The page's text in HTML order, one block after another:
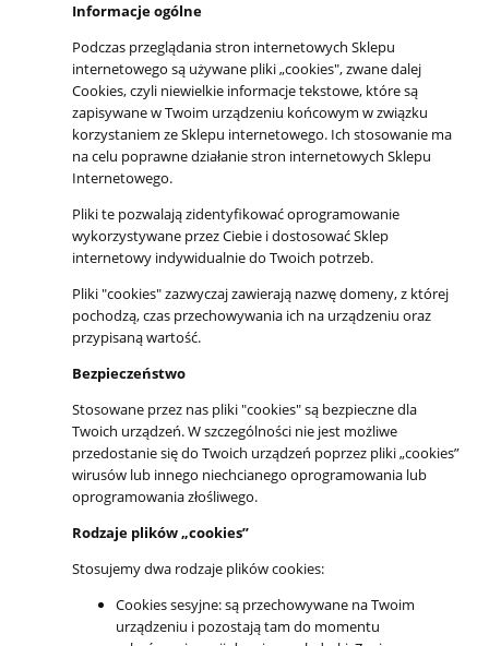
Informacje ogólne
Podczas przeglądania stron internetowych Sklepu
internetowego są używane pliki „cookies", zwane dalej
Cookies, czyli niewielkie informacje tekstowe, które są
zapisywane w Twoim urządzeniu końcowym w związku
korzystaniem ze Sklepu internetowego. Ich stosowanie ma
na celu poprawne działanie stron internetowych Sklepu
Internetowego.
Pliki te pozwalają zidentyfikować oprogramowanie
wykorzystywane przez Ciebie i dostosować Sklep
internetowy indywidualnie do Twoich potrzeb.
Pliki "cookies" zazwyczaj zawierają nazwę domeny, z której
pochodzą, czas przechowywania ich na urządzeniu oraz
przypisaną wartość.
Bezpieczeństwo
Stosowane przez nas pliki "cookies" są bezpieczne dla
Twoich urządzeń. W szczególności nie jest możliwe
przedostanie się do Twoich urządzeń poprzez pliki „cookies”
wirusów lub innego niechcianego oprogramowania lub
oprogramowania złośliwego.
Rodzaje plików „cookies”
Stosujemy dwa rodzaje plików cookies:
Cookies sesyjne: są przechowywane na Twoim
urządzeniu i pozostają tam do momentu